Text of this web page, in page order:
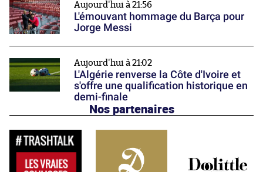
Aujourd'hui à 21:56
L'émouvant hommage du Barça pour
Jorge Messi
Aujourd'hui à 21:02
L'Algérie renverse la Côte d'Ivoire et
s'offre une qualification historique en
demi-finale
Nos partenaires